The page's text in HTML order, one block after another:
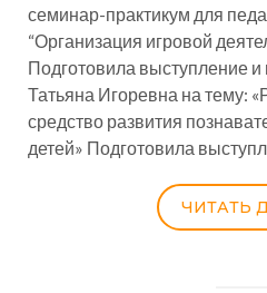
семинар-практикум для
“Организация игровой
Подготовила выступление
Татьяна Игоревна на тему:
средство развития
детей» Подготовила
ЧИТАТЬ